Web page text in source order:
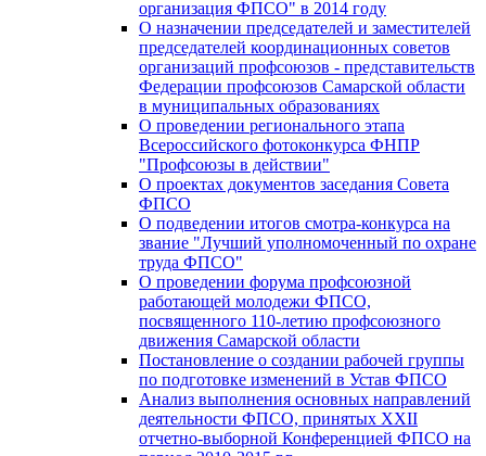
организация ФПСО" в 2014 году
О назначении председателей и заместителей
председателей координационных советов
организаций профсоюзов - представительств
Федерации профсоюзов Самарской области
в муниципальных образованиях
О проведении регионального этапа
Всероссийского фотоконкурса ФНПР
"Профсоюзы в действии"
О проектах документов заседания Совета
ФПСО
О подведении итогов смотра-конкурса на
звание "Лучший уполномоченный по охране
труда ФПСО"
О проведении форума профсоюзной
работающей молодежи ФПСО,
посвященного 110-летию профсоюзного
движения Самарской области
Постановление о создании рабочей группы
по подготовке изменений в Устав ФПСО
Анализ выполнения основных направлений
деятельности ФПСО, принятых XXII
отчетно-выборной Конференцией ФПСО на